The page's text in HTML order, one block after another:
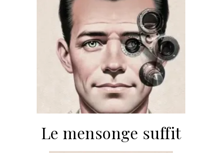
Le mensonge suffit